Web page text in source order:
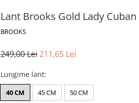
Lant Brooks Gold Lady Cuban
BROOKS
249,00 Lei211,65 Lei
Lungime lant:
40 CM 45 CM 50 CM